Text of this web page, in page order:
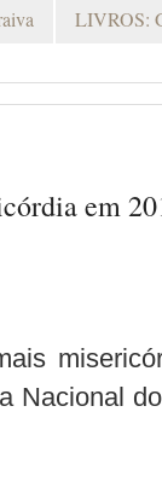
LIVROS:
em
Nacional